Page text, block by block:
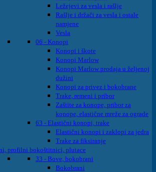
Ležejevi za vesla i rašlje
Rašlje i držači za vesla i ostale
namjene
Vesla
06 - Konopi
Konopi i škote
Konopi Marlow
Konopi Marlow prodaja u željenoj
dužini
Konopi za privez i bokobrane
Trake, remeni i pribor
Zaštite za konope, pribor za
konope, elastične mreže za ograde
63 - Elastični konopi, trake
Elastični konopi i zaklopi za jedra
Trake za fiksiranje
profilni bokoštitnici, plutace
33 - Bove, bokobrani
Bokobrani